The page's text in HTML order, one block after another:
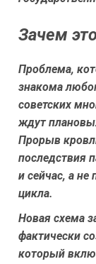
Зачем
Проблема,
знакома
советских
ждут
Прорыв
последствия
и сейчас, а
цикла.
Новая схема
фактически
который